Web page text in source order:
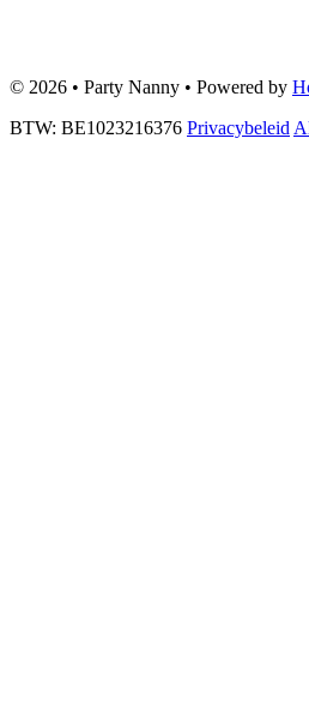
© 2026 • Party Nanny • Powered by
BTW: BE1023216376 Privacybeleid